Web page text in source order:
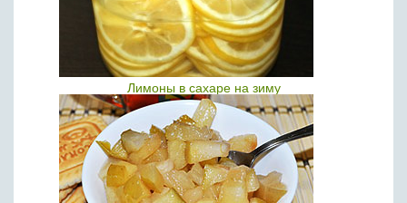
Лимоны в сахаре на зиму